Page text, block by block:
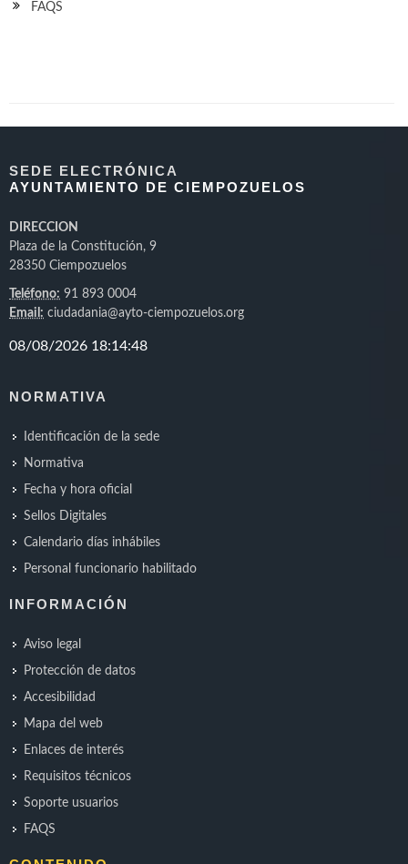
FAQS
SEDE ELECTRÓNICA
AYUNTAMIENTO DE CIEMPOZUELOS
DIRECCION
Plaza de la Constitución, 9
28350 Ciempozuelos
Teléfono: 91 893 0004
Email: ciudadania@ayto-ciempozuelos.org
NORMATIVA
Identificación de la sede
Normativa
Fecha y hora oficial
Sellos Digitales
Calendario días inhábiles
Personal funcionario habilitado
INFORMACIÓN
Aviso legal
Protección de datos
Accesibilidad
Mapa del web
Enlaces de interés
Requisitos técnicos
Soporte usuarios
FAQS